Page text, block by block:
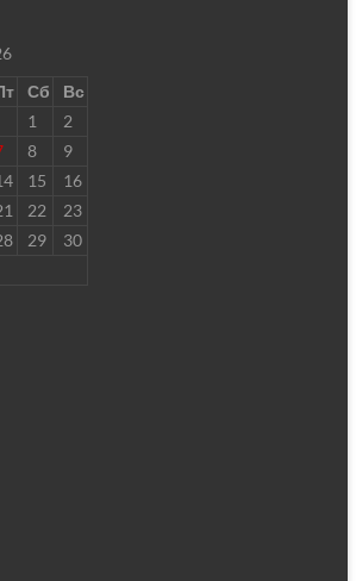
Сб
Вс
1
2
8
9
15
16
22
23
29
30